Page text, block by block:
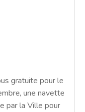
gratuite pour le
une navette
par la Ville pour